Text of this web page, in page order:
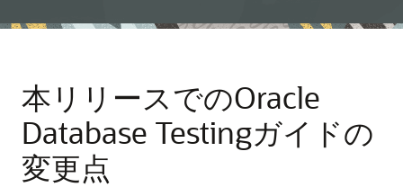
本リリースでのOracle
Database Testingガイドの
変更点